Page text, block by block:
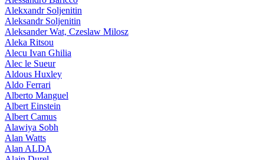
Alekxandr Soljenitin
Aleksandr Soljenitin
Aleksander Wat, Czeslaw Milosz
Aleka Ritsou
Alecu Ivan Ghilia
Alec le Sueur
Aldous Huxley
Aldo Ferrari
Alberto Manguel
Albert Einstein
Albert Camus
Alawiya Sobh
Alan Watts
Alan ALDA